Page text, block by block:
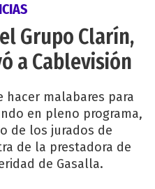
Grupo Clarín,
a Cablevisión
malabares para
en pleno programa,
de los jurados de
de la prestadora de
de Gasalla.